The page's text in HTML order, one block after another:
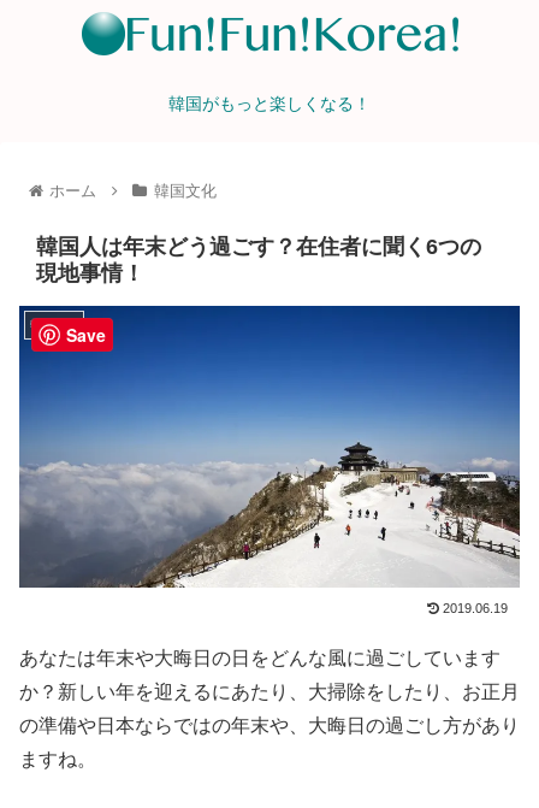
韓国がもっと楽しくなる！
ホーム 韓国文化
韓国人は年末どう過ごす？在住者に聞く6つの
現地事情！
韓国文化
2019.06.19
あなたは年末や大晦日の日をどんな風に過ごしています
か？新しい年を迎えるにあたり、大掃除をしたり、お正月
の準備や日本ならではの年末や、大晦日の過ごし方があり
ますね。
Save